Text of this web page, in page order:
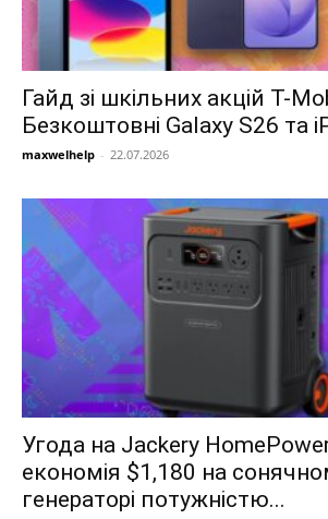
Гайд зі шкільних акцій T-
Безкоштовні Galaxy S26 та
maxwelhelp - 22.07.2026
Угода на Jackery
економія $1,180 на
генераторі потужністю...